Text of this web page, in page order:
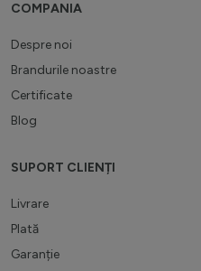
COMPANIA
Despre noi
Brandurile noastre
Certificate
Blog
SUPORT CLIENȚI
Livrare
Plată
Garanție